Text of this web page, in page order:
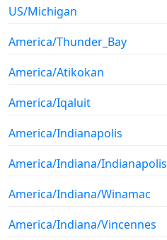
US/Michigan
America/Thunder_Bay
America/Atikokan
America/Iqaluit
America/Indianapolis
America/Indiana/Indianapolis
America/Indiana/Winamac
America/Indiana/Vincennes